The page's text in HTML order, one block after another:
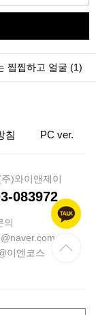
찝찝하고 얼굴 (1)
침 PC ver.
)와이앤제이
083972
의
이엔코스